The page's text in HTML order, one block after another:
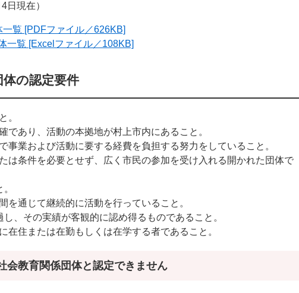
日現在）
覧 [PDFファイル／626KB]
一覧 [Excelファイル／108KB]
の認定要件
。
であり、活動の本拠地が村上市内にあること。
事業および活動に要する経費を負担する努力をしていること。
は条件を必要とせず、広く市民の参加を受け入れる開かれた団体で
を通じて継続的に活動を行っていること。
、その実績が客観的に認め得るものであること。
在住または在勤もしくは在学する者であること。
会教育関係団体と認定できません